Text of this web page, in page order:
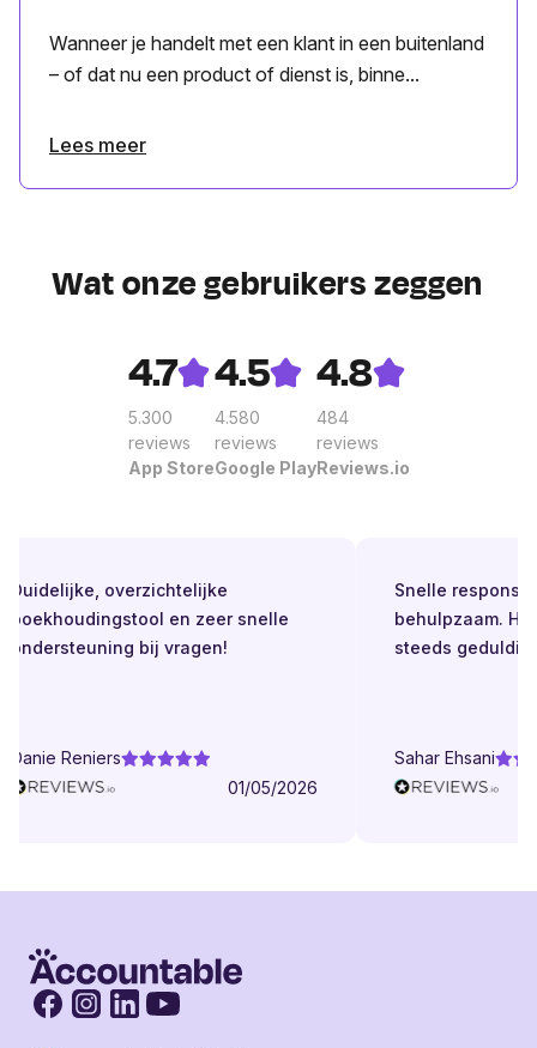
Wanneer je handelt met een klant in een buitenland
– of dat nu een product of dienst is, binne...
Lees meer
Wat onze gebruikers zeggen
4.7
5.300
reviews
App Store
4.5
4.580
reviews
Google Play
4.8
484
reviews
Reviews.io
overzichtelijke
en zeer snelle
bij vragen!
Reniers
01/05/2026
Snelle respons.
behulpzaam.
steeds geduldig.
Sahar Ehsani